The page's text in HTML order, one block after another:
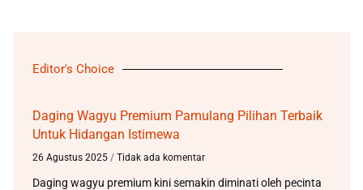
Editor's Choice
Daging Wagyu Premium Pamulang Pilihan Terbaik
Untuk Hidangan Istimewa
26 Agustus 2025 Tidak ada komentar
Daging wagyu premium kini semakin diminati oleh pecinta